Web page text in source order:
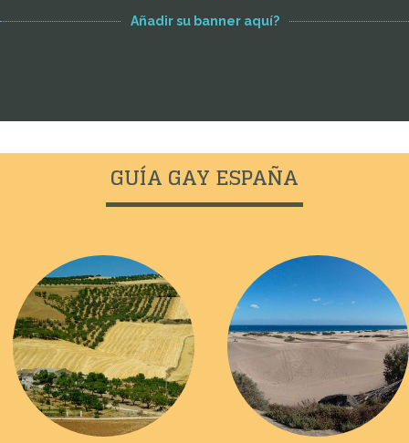
Añadir su banner aquí?
GUÍA GAY ESPAÑA